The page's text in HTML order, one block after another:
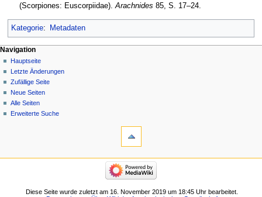
(Scorpiones: Euscorpiidae).Arachnides 85, S. 17–24.
Kategorie: Metadaten
Navigation
Hauptseite
Letzte Änderungen
Zufällige Seite
Neue Seiten
Alle Seiten
Erweiterte Suche
Diese Seite wurde zuletzt am 16. November 2019 um 18:45 Uhr bearbeitet.